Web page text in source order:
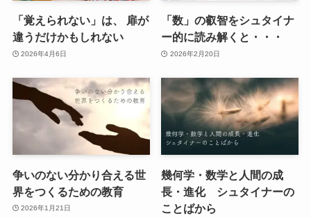
「覚えられない」は、 扉が
違うだけかもしれない
2026年4月6日
「数」の叡智をシュタイナ
ー的に読み解くと・・・
2026年2月20日
争いのない分かり合える世
界をつくるための教育
2026年1月21日
幾何学・数学と人間の成
長・進化 シュタイナーの
ことばから